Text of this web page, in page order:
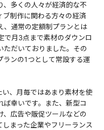
、多くの人々が経済的な不
制作に関わる方々の経済
、通常の定額制プランとは
で月3点まで素材のダウンロ
ただいておりました。その
ンの1つとして常設する運
、月毎ではあまり素材を使
ば幸いです。また、新型コ
、広告や販促ツールなどの
まった企業やフリーランス